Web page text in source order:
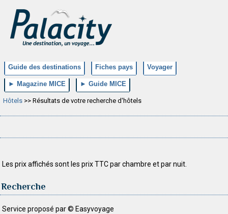
Guide des destinations Fiches pays Voyager
► Magazine MICE ► Guide MICE
Hôtels >> Résultats de votre recherche d'hôtels
Les prix affichés sont les prix TTC par chambre et par nuit.
Recherche
Service proposé par © Easyvoyage